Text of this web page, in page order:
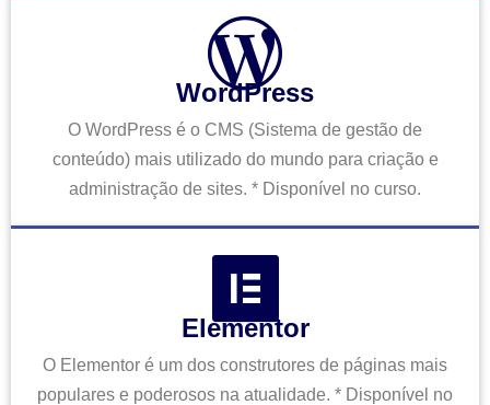
WordPress
O WordPress é o CMS (Sistema de gestão de
conteúdo) mais utilizado do mundo para criação e
administração de sites. * Disponível no curso.
Elementor
O Elementor é um dos construtores de páginas mais
populares e poderosos na atualidade. * Disponível no